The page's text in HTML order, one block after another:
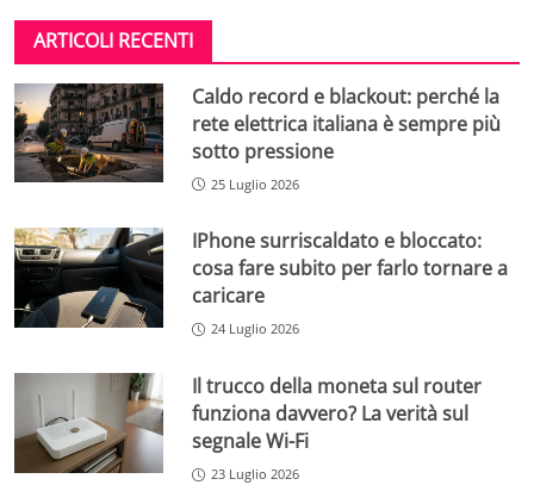
ARTICOLI RECENTI
Caldo record e blackout: perché la
rete elettrica italiana è sempre più
sotto pressione
25 Luglio 2026
IPhone surriscaldato e bloccato:
cosa fare subito per farlo tornare a
caricare
24 Luglio 2026
Il trucco della moneta sul router
funziona davvero? La verità sul
segnale Wi-Fi
23 Luglio 2026